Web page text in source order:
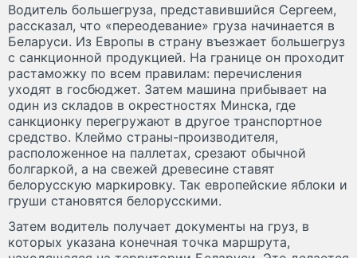
Водитель большегруза, представившийся Сергеем,
рассказал, что «переодевание» груза начинается в
Беларуси. Из Европы в страну въезжает большегруз
с санкционной продукцией. На границе он проходит
растаможку по всем правилам: перечисления
уходят в госбюджет. Затем машина прибывает на
один из складов в окрестностях Минска, где
санкционку перегружают в другое транспортное
средство. Клеймо страны-производителя,
расположенное на паллетах, срезают обычной
болгаркой, а на свежей древесине ставят
белорусскую маркировку. Так европейские яблоки и
груши становятся белорусскими.
Затем водитель получает документы на груз, в
которых указана конечная точка маршрута,